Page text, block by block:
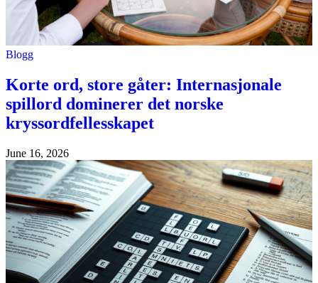
Blogg
Korte ord, store gåter: Internasjonale
spillord dominerer det norske
kryssordfellesskapet
June 16, 2026